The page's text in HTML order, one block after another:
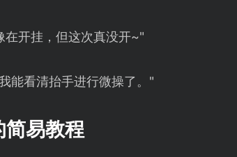
在开挂，但这次真没开~"
能看清抬手进行微操了。"
简易教程